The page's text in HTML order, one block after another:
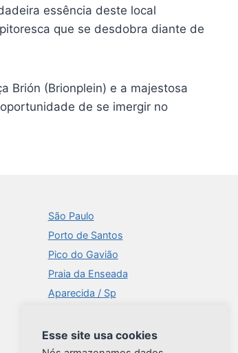
essência deste local
que se desdobra diante de
Brión (Brionplein) e a majestosa
de se imergir no
São Paulo
Porto de Santos
Pico do Gavião
Praia da Enseada
Aparecida / Sp
Aeroportos
Esse site usa cookies